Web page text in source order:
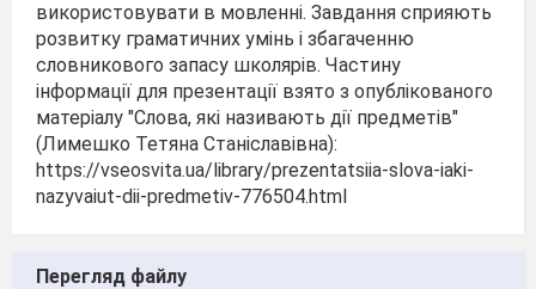
використовувати в мовленні. Завдання сприяють
розвитку граматичних умінь і збагаченню
словникового запасу школярів. Частину
інформації для презентації взято з опублікованого
матеріалу "Слова, які називають дії предметів"
(Лимешко Тетяна Станіславівна):
https://vseosvita.ua/library/prezentatsiia-slova-iaki-
nazyvaiut-dii-predmetiv-776504.html
Перегляд файлу